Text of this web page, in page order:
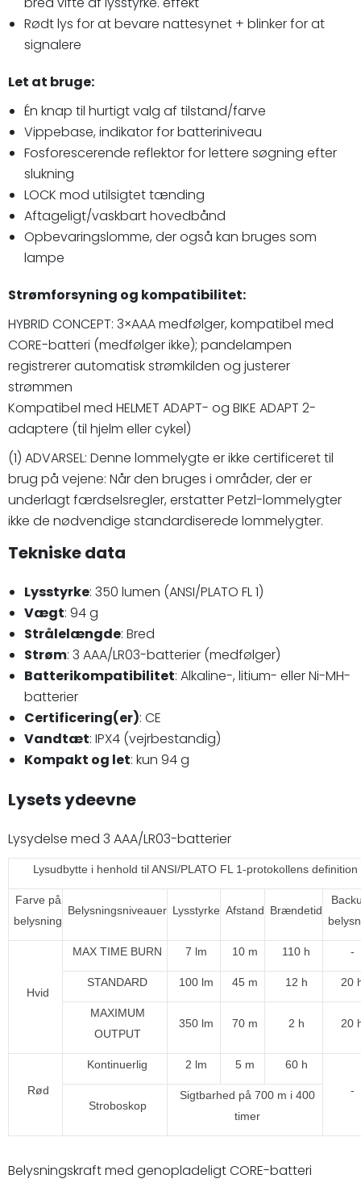
Rødt lys for at bevare nattesynet + blinker for at
signalere
Let at bruge:
Én knap til hurtigt valg af tilstand/farve
Vippebase, indikator for batteriniveau
Fosforescerende reflektor for lettere søgning efter
slukning
LOCK mod utilsigtet tænding
Aftageligt/vaskbart hovedbånd
Opbevaringslomme, der også kan bruges som
lampe
Strømforsyning og kompatibilitet:
HYBRID CONCEPT: 3×AAA medfølger, kompatibel med
CORE-batteri (medfølger ikke); pandelampen
registrerer automatisk strømkilden og justerer
strømmen
Kompatibel med HELMET ADAPT- og BIKE ADAPT 2-
adaptere (til hjelm eller cykel)
(1) ADVARSEL: Denne lommelygte er ikke certificeret til
brug på vejene: Når den bruges i områder, der er
underlagt færdselsregler, erstatter Petzl-lommelygter
ikke de nødvendige standardiserede lommelygter.
Tekniske data
Lysstyrke: 350 lumen (ANSI/PLATO FL 1)
Vægt: 94 g
Strålelængde: Bred
Strøm: 3 AAA/LR03-batterier (medfølger)
Batterikompatibilitet: Alkaline-, litium- eller Ni-MH-
batterier
Certificering(er): CE
Vandtæt: IPX4 (vejrbestandig)
Kompakt og let: kun 94 g
Lysets ydeevne
Lysydelse med 3 AAA/LR03-batterier
Lysudbytte i henhold til ANSI/PLATO FL 1-protokollens definition
Farve på
belysning
Belysningsniveauer Lysstyrke Afstand Brændetid
Hvid
MAX TIME BURN 7 lm 10 m 110 h -
STANDARD 100 lm 45 m 12 h 20
MAXIMUM
OUTPUT
350 lm 70 m 2 h 20
Rød
Kontinuerlig 2 lm 5 m
60 h
-
Stroboskop
Sigtbarhed på 700 m i 400
timer
Belysningskraft med genopladeligt CORE-batteri